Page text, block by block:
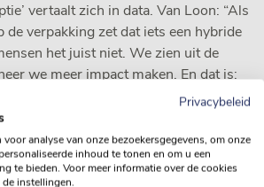
vertaalt zich in data. Van Loon: “Als
de verpakking zet dat iets een hybride
het juist niet. We zien uit de
we meer impact maken. En dat is:
een keer proberen – en het
is. Uiteindelijk is het simpel: het
én betaalbaar.”
transparantie en verdienvermogen
Privacybeleid
analyse van onze bezoekersgegevens, om onze
inhoud te tonen en om u een
te bieden. Voor meer informatie over de cookies
instellingen.